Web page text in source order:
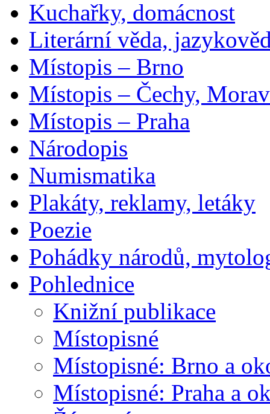
Kuchařky, domácnost
Literární věda,
Místopis – Brno
Místopis – Čechy,
Místopis – Praha
Národopis
Numismatika
Plakáty, reklamy, letáky
Poezie
Pohádky národů,
Pohlednice
Knižní publikace
Místopisné
Místopisné: Brno a
Místopisné: Praha a